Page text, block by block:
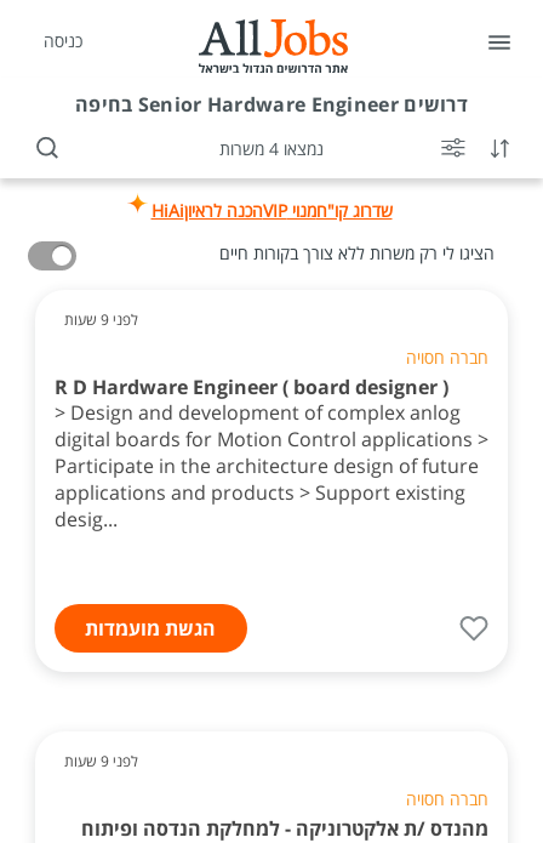
כניסה
דרושיםSenior Hardware Engineer בחיפה
נמצאו 4 משרות
שדרוג קו"חמנוי VIP הכנה לראיוןHiAi
הציגו לי רק משרות ללא צורך בקורות חיים
לפני 9 שעות
חברה חסויה
R D Hardware Engineer ( board designer )
> Design and development of complex anlog
digital boards for Motion Control applications >
Participate in the architecture design of future
applications and products > Support existing
desig...
הגשת מועמדות
לפני 9 שעות
חברה חסויה
מהנדס /ת אלקטרוניקה - למחלקת הנדסה ופיתוח